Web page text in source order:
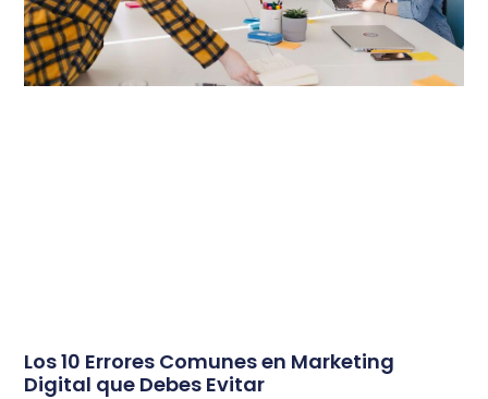
Los 10 Errores Comunes en Marketing
Digital que Debes Evitar